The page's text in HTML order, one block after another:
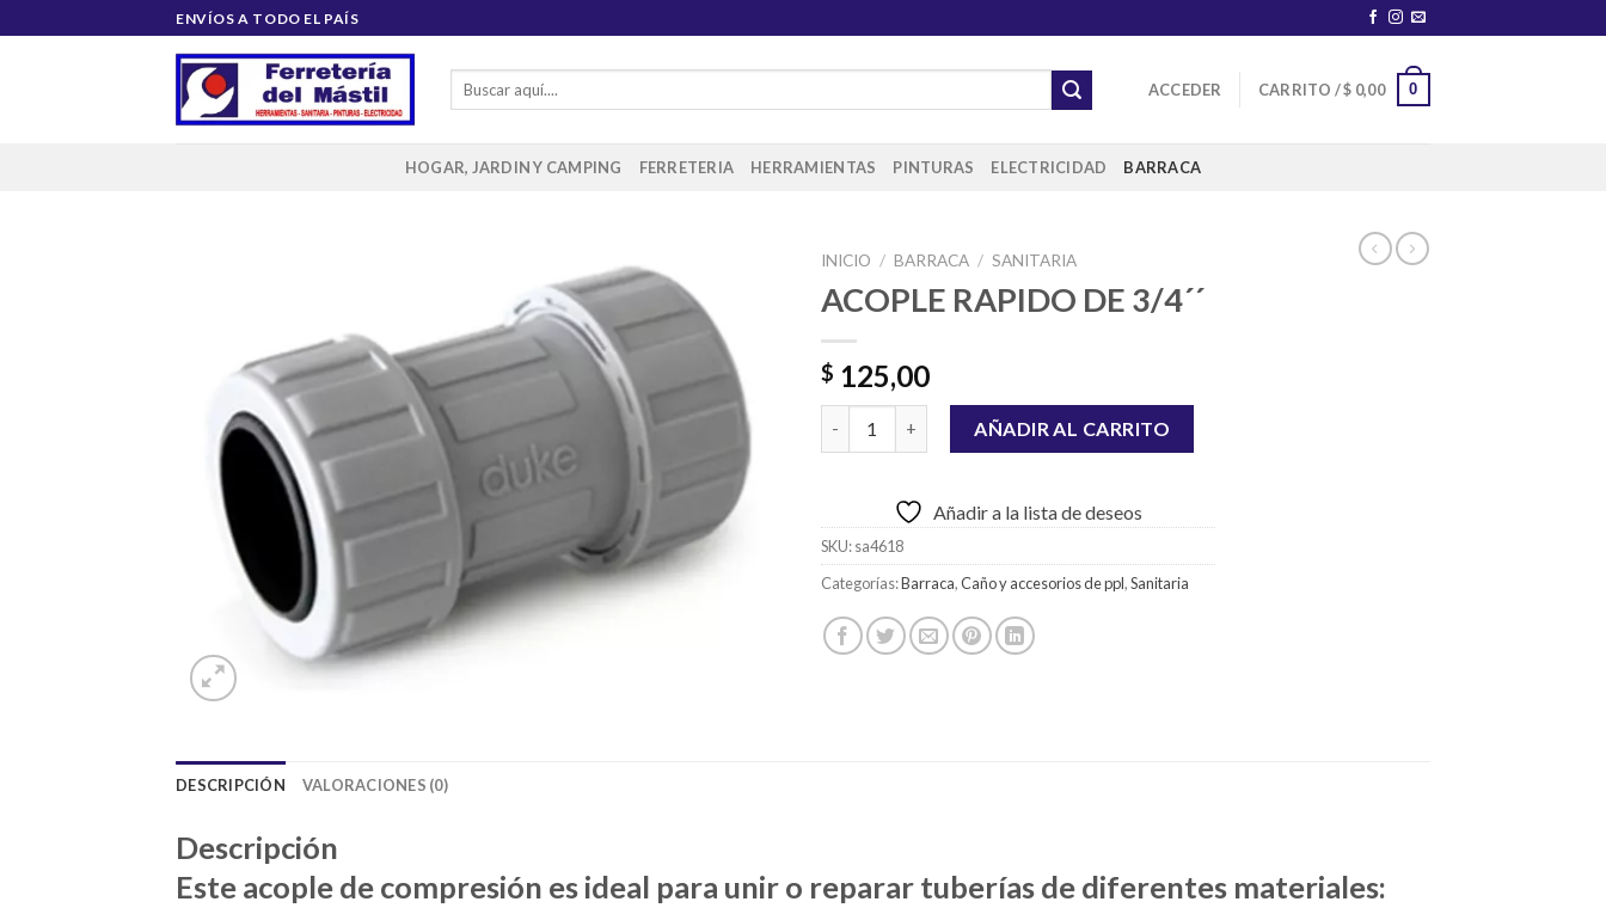
al
ENVÍOS A TODO EL PAÍS
Buscar
ACCEDER CARRITO /$ 0,00 0
HOGAR, JARDIN Y CAMPING FERRETERIA HERRAMIENTAS PINTURAS ELECTRICIDAD BARRACA
Añadir
a la
lista de
deseos
INICIO / BARRACA / SANITARIA
ACOPLE RAPIDO DE 3/4´´
$ 125,00
ACOPLE RAPIDO DE 3/4´´ cantidad
AÑADIR AL CARRITO
Añadir a la lista de deseos
SKU:sa4618
Categorías:Barraca,Caño y accesorios de ppl,Sanitaria
DESCRIPCIÓN VALORACIONES (0)
Descripción
Este acople de compresión es ideal para unir o reparar tuberías de diferentes materiales: